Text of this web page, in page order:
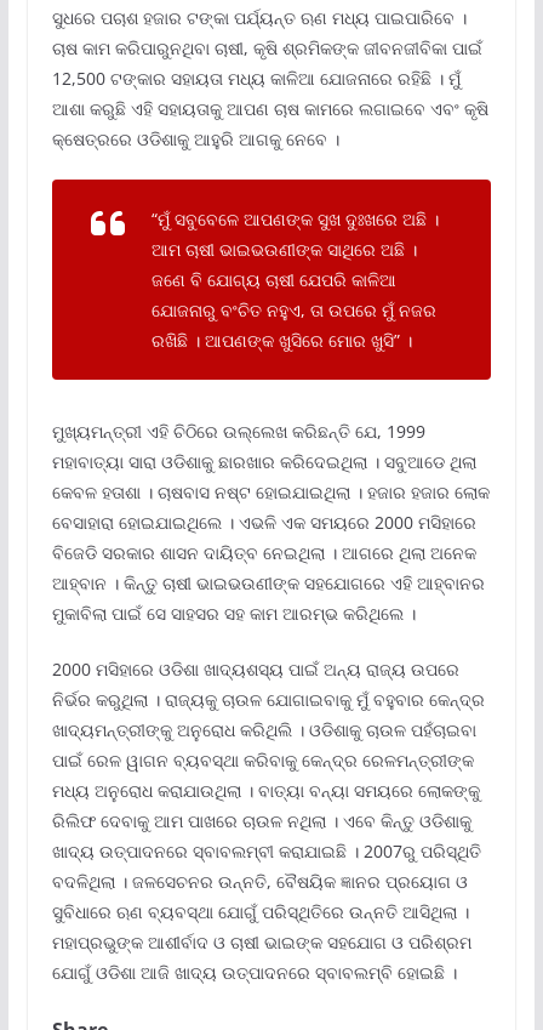
ସୁଧରେ ପଚାଶ ହଜାର ଟଙ୍କା ପର୍ଯ୍ୟନ୍ତ ଋଣ ମଧ୍ୟ ପାଇପାରିବେ ।
ଚାଷ କାମ କରିପାରୁନଥିବା ଚାଷୀ, କୃଷି ଶ୍ରମିକଙ୍କ ଜୀବନଜୀବିକା ପାଇଁ
12,500 ଟଙ୍କାର ସହାୟତା ମଧ୍ୟ କାଳିଆ ଯୋଜନାରେ ରହିଛି । ମୁଁ
ଆଶା କରୁଛି ଏହି ସହାୟତାକୁ ଆପଣ ଚାଷ କାମରେ ଲଗାଇବେ ଏବଂ କୃଷି
କ୍ଷେତ୍ରରେ ଓଡିଶାକୁ ଆହୁରି ଆଗକୁ ନେବେ ।
“ମୁଁ ସବୁବେଳେ ଆପଣଙ୍କ ସୁଖ ଦୁଃଖରେ ଅଛି ।
ଆମ ଚାଷୀ ଭାଇଭଉଣୀଙ୍କ ସାଥିରେ ଅଛି ।
ଜଣେ ବି ଯୋଗ୍ୟ ଚାଷୀ ଯେପରି କାଳିଆ
ଯୋଜନାରୁ ବଂଚିତ ନହୁଏ, ତା ଉପରେ ମୁଁ ନଜର
ରଖିଛି । ଆପଣଙ୍କ ଖୁସିରେ ମୋର ଖୁସି” ।
ମୁଖ୍ୟମନ୍ତ୍ରୀ ଏହି ଚିଠିରେ ଉଲ୍ଲେଖ କରିଛନ୍ତି ଯେ, 1999
ମହାବାତ୍ୟା ସାରା ଓଡିଶାକୁ ଛାରଖାର କରିଦେଇଥିଲା । ସବୁଆଡେ ଥିଲା
କେବଳ ହତାଶା । ଚାଷବାସ ନଷ୍ଟ ହୋଇଯାଇଥିଲା । ହଜାର ହଜାର ଲୋକ
ବେସାହାରା ହୋଇଯାଇଥିଲେ । ଏଭଳି ଏକ ସମୟରେ 2000 ମସିହାରେ
ବିଜେଡି ସରକାର ଶାସନ ଦାୟିତ୍ବ ନେଇଥିଲା । ଆଗରେ ଥିଲା ଅନେକ
ଆହ୍ବାନ । କିନ୍ତୁ ଚାଷୀ ଭାଇଭଉଣୀଙ୍କ ସହଯୋଗରେ ଏହି ଆହ୍ବାନର
ମୁକାବିଲା ପାଇଁ ସେ ସାହସର ସହ କାମ ଆରମ୍ଭ କରିଥିଲେ ।
2000 ମସିହାରେ ଓଡିଶା ଖାଦ୍ୟଶସ୍ୟ ପାଇଁ ଅନ୍ୟ ରାଜ୍ୟ ଉପରେ
ନିର୍ଭର କରୁଥିଲା । ରାଜ୍ୟକୁ ଚାଉଳ ଯୋଗାଇବାକୁ ମୁଁ ବହୁବାର କେନ୍ଦ୍ର
ଖାଦ୍ୟମନ୍ତ୍ରୀଙ୍କୁ ଅନୁରୋଧ କରିଥିଲି । ଓଡିଶାକୁ ଚାଉଳ ପହଁଚାଇବା
ପାଇଁ ରେଳ ୱାଗନ ବ୍ୟବସ୍ଥା କରିବାକୁ କେନ୍ଦ୍ର ରେଳମନ୍ତ୍ରୀଙ୍କ
ମଧ୍ୟ ଅନୁରୋଧ କରାଯାଉଥିଲା । ବାତ୍ୟା ବନ୍ୟା ସମୟରେ ଲୋକଙ୍କୁ
ରିଲିଫ ଦେବାକୁ ଆମ ପାଖରେ ଚାଉଳ ନଥିଲା । ଏବେ କିନ୍ତୁ ଓଡିଶାକୁ
ଖାଦ୍ୟ ଉତ୍ପାଦନରେ ସ୍ବାବଲମ୍ବୀ କରାଯାଇଛି । 2007ରୁ ପରିସ୍ଥିତି
ବଦଳିଥିଲା । ଜଳସେଚନର ଉନ୍ନତି, ବୈଷୟିକ ଜ୍ଞାନର ପ୍ରୟୋଗ ଓ
ସୁବିଧାରେ ଋଣ ବ୍ୟବସ୍ଥା ଯୋଗୁଁ ପରିସ୍ଥିତିରେ ଉନ୍ନତି ଆସିଥିଲା ।
ମହାପ୍ରଭୁଙ୍କ ଆଶୀର୍ବାଦ ଓ ଚାଷୀ ଭାଇଙ୍କ ସହଯୋଗ ଓ ପରିଶ୍ରମ
ଯୋଗୁଁ ଓଡିଶା ଆଜି ଖାଦ୍ୟ ଉତ୍ପାଦନରେ ସ୍ବାବଲମ୍ବି ହୋଇଛି ।